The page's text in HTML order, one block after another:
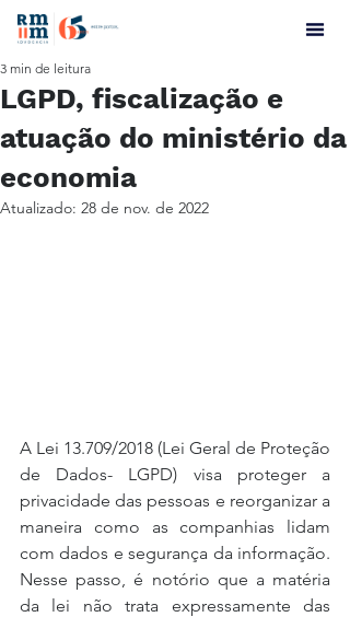
LGPD, fiscalização e
atuação do ministério da
economia
3 min de leitura
Atualizado: 28 de nov. de 2022
A Lei 13.709/2018 (Lei Geral de Proteção
de Dados- LGPD) visa proteger a
privacidade das pessoas e reorganizar a
maneira como as companhias lidam
com dados e segurança da informação.
Nesse passo, é notório que a matéria
da lei não trata expressamente das